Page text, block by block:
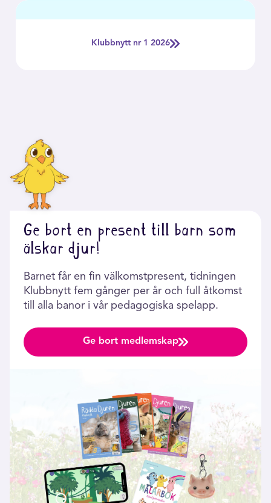
Klubbnytt nr 1 2026
Ge bort en present till barn som
älskar djur!
Barnet får en fin välkomstpresent, tidningen
Klubbnytt fem gånger per år och full åtkomst
till alla banor i vår pedagogiska spelapp.
Ge bort medlemskap